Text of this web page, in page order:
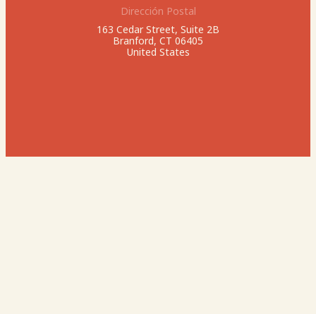
Dirección Postal
163 Cedar Street, Suite 2B
Branford, CT 06405
United States